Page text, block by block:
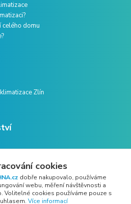
domu
cookies
dobře nakupovalo, používáme
webu, měření návštěvnosti a
Volitelné cookies používáme pouze s
Více informací